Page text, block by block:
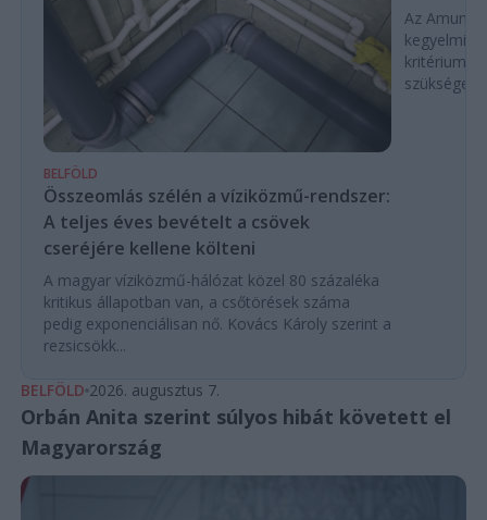
BELFÖLD
Összeomlás szélén a víziközmű-rendszer:
A teljes éves bevételt a csövek
cseréjére kellene költeni
A magyar víziközmű-hálózat közel 80 százaléka
kritikus állapotban van, a csőtörések száma
pedig exponenciálisan nő. Kovács Károly szerint a
rezsicsökk...
Az Amundi
kegyelmi
BELFÖLD 2026. augusztus 7.
Orbán Anita szerint súlyos hibát követett el
Magyarország